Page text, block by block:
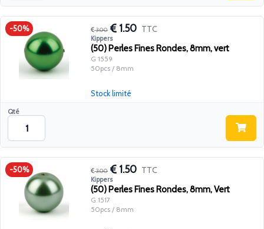
-50% 3.00 1.50 TTC
Kippers
(50) Perles Fines Rondes, 8mm, vert
G 1559
50pcs / 8mm
Qté
Stock limité
-50% 3.00 1.50 TTC
Kippers
(50) Perles Fines Rondes, 8mm, Vert
G 1517
50pcs / 8mm